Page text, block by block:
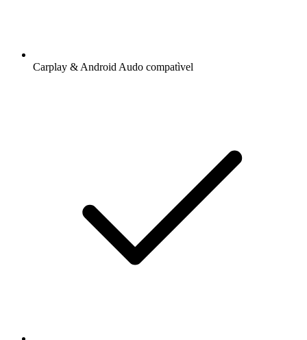
Carplay & Android Audo compatìvel